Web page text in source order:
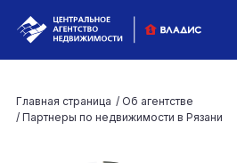
Главная страница / Об агентстве
/ Партнеры по недвижимости в Рязани